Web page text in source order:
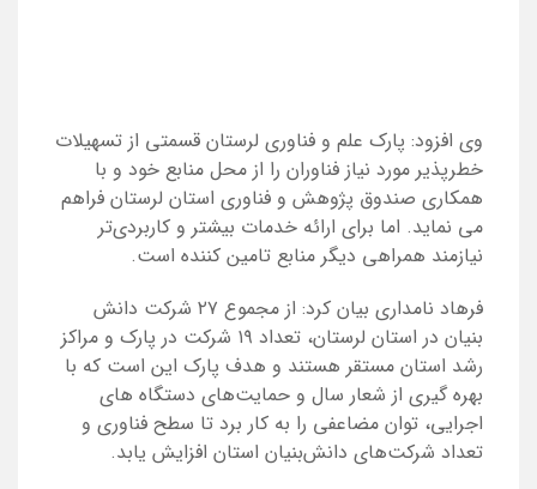
وی افزود: پارک علم و فناوری لرستان قسمتی از تسهیلات
خطرپذیر مورد نیاز فناوران را از محل منابع خود و با
همکاری صندوق پژوهش و فناوری استان لرستان فراهم
می نماید. اما برای ارائه خدمات بیشتر و کاربردی‌تر
نیازمند همراهی دیگر منابع تامین کننده است.
فرهاد نامداری بیان کرد: از مجموع ۲۷ شرکت دانش
بنیان در استان لرستان، تعداد ۱۹ شرکت در پارک و مراکز
رشد استان مستقر هستند و هدف پارک این است که با
بهره گیری از شعار سال و حمایت‌های دستگاه های
اجرایی، توان مضاعفی را به کار برد تا سطح فناوری و
تعداد شرکت‌های دانش‌بنیان استان افزایش یابد.